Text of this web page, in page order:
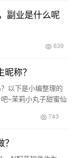
副业是什么呢
639
称？
以下是小编整理的
~茉莉小丸子甜蜜仙
743